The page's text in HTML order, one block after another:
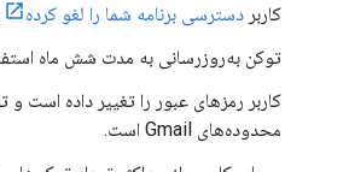
کاربر دسترسی برنامه شما را لغو کرده
توکن به‌روزرسانی به مدت شش ماه
کاربر رمزهای عبور را تغییر داده است
محدوده‌های Gmail است.